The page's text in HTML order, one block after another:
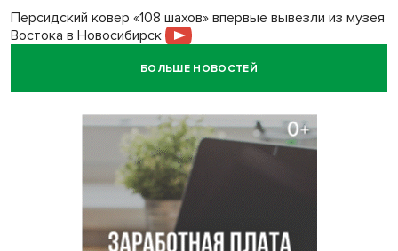
Персидский ковер «108 шахов» впервые вывезли из музея
Востока в Новосибирск
Актриса из Новосибирска Евгения Туркова сыграла мать
Трех туберкулезников под конвоем доставили в
больницу Новосибирской области
В Новосибирске курьер на велосипеде сломал ребенку
БОЛЬШЕ НОВОСТЕЙ